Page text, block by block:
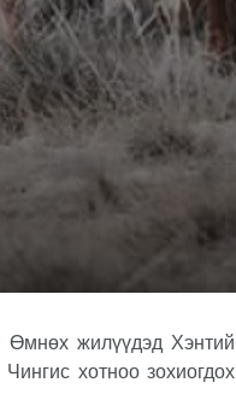
Өмнөх жилүүдэд Хэнтий
Чингис хотноозохиогдох